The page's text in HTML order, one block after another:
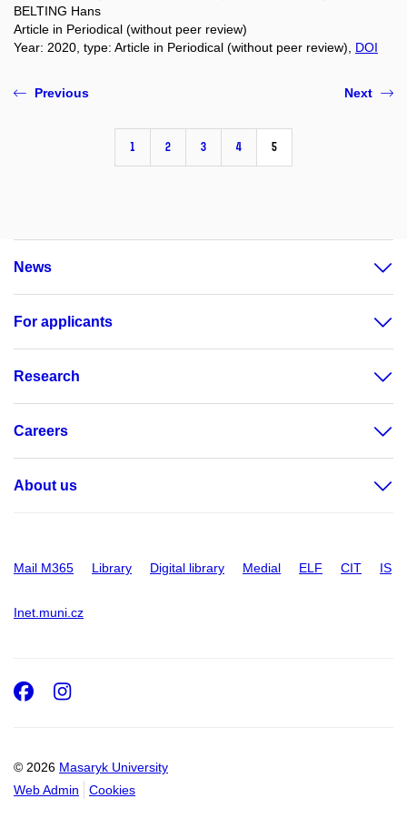
BELTING Hans
Article in Periodical (without peer review)
Year: 2020, type: Article in Periodical (without peer review), DOI
Previous
1 2 3 4 5
Next
News
For applicants
Research
Careers
About us
Mail M365 Library Digital library Medial ELF CIT IS
Inet.muni.cz
© 2026 Masaryk University
Web Admin
Cookies
Facebook
Instagram